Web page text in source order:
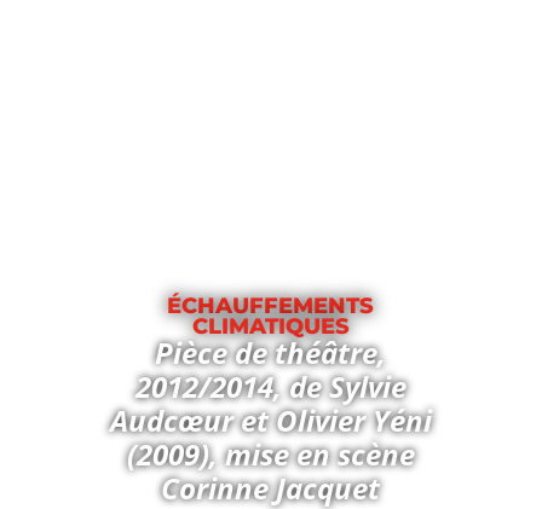
ÉCHAUFFEMENTS
CLIMATIQUES
Pièce de théâtre,
2012/2014, de Sylvie
Audcœur et Olivier Yéni
(2009), mise en scène
Corinne Jacquet